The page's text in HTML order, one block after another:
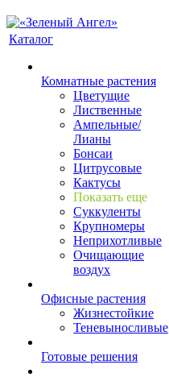
Каталог
Комнатные растения
Цветущие
Лиственные
Ампельные/
Лианы
Бонсаи
Цитрусовые
Кактусы
Показать еще
Суккуленты
Крупномеры
Неприхотливые
Очищающие
воздух
Офисные растения
Жизнестойкие
Теневыносливые
Готовые решения